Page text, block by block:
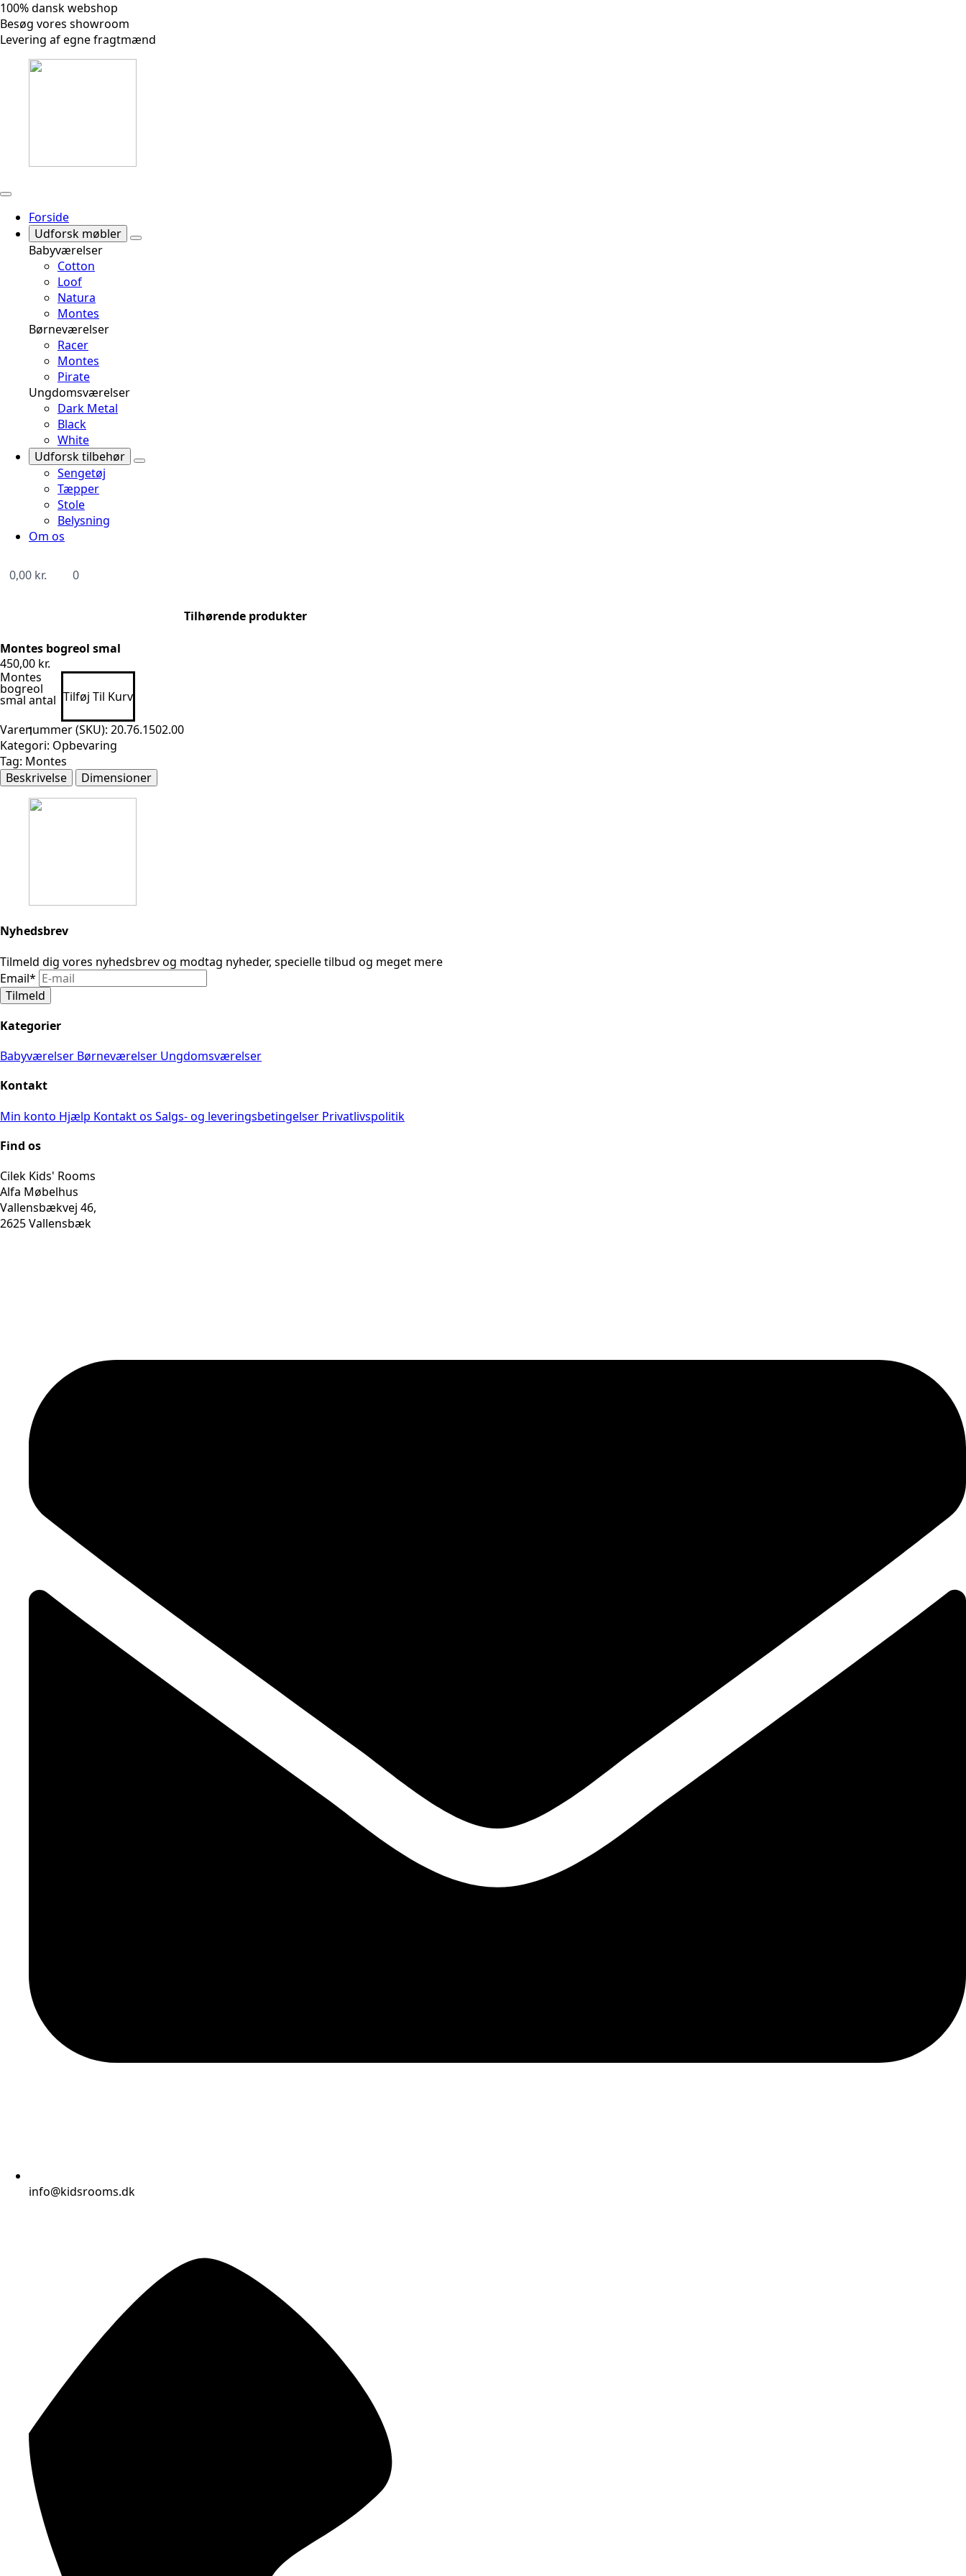
100% dansk webshop
Besøg vores showroom
Levering af egne fragtmænd
Forside
Udforsk møbler
Babyværelser
Cotton
Loof
Natura
Montes
Børneværelser
Racer
Montes
Pirate
Ungdomsværelser
Dark Metal
Black
White
Udforsk tilbehør
Sengetøj
Tæpper
Stole
Belysning
Om os
0,00 kr. 0
Montes bogreol smal
450,00 kr.
Montes
bogreol
smal antal Tilføj Til Kurv
Varenummer (SKU): 20.76.1502.00
Kategori: Opbevaring
Tag: Montes
Beskrivelse
Dimensioner
Tilhørende produkter
Nyhedsbrev
Tilmeld dig vores nyhedsbrev og modtag nyheder, specielle tilbud og meget mere
Email*
Tilmeld
Kategorier
Babyværelser Børneværelser Ungdomsværelser
Kontakt
Min konto Hjælp Kontakt os Salgs- og leveringsbetingelser Privatlivspolitik
Find os
Cilek Kids' Rooms
Alfa Møbelhus
Vallensbækvej 46,
2625 Vallensbæk
info@kidsrooms.dk